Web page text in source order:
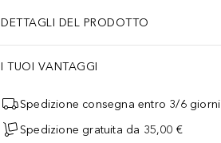
DETTAGLI DEL PRODOTTO
I TUOI VANTAGGI
Spedizione consegna entro 3/6 giorni
Spedizione gratuita da 35,00 €